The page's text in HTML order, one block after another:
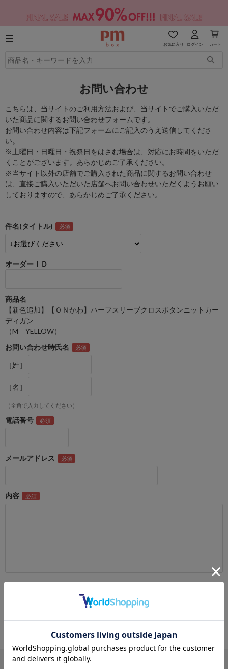
お気に入り ログイン カート
お問い合わせ
こちらは、当サイトのご利用方法および、当サイトでご購入いただ
いた商品に関するお問い合わせフォームです。
お問い合わせ内容は下記フォームにご記入のうえ送信してくださ
い。
※土曜日・日曜日・祝祭日をはさむ場合は、対応にお時間をいただ
くことがございます。あらかじめご了承ください。
※当サイト以外の店舗でご購入された商品に関するお問い合わせ
は、直接ご購入いただいた店舗へお問い合わせいただくようお願い
しておりますので、あらかじめご了承ください。
件名(タイトル)
オーダーＩＤ
商品名
【新色追加】【ＯＮかわ】ハーフスリーブクロスボタンニットカー
ディガン
（M YELLOW）
お問い合わせ時氏名
［姓］
［名］
（全角で入力してください）
電話番号
メールアドレス
内容